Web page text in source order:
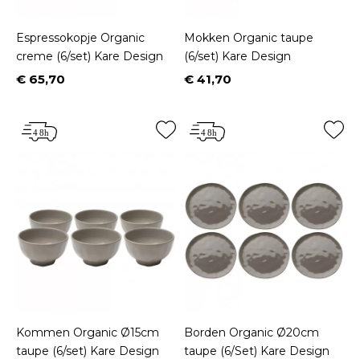
Espressokopje Organic
creme (6/set) Kare Design
Prijs
€ 65,70
Mokken Organic taupe
(6/set) Kare Design
Prijs
€ 41,70
Kommen Organic Ø15cm
taupe (6/set) Kare Design
Borden Organic Ø20cm
taupe (6/Set) Kare Design